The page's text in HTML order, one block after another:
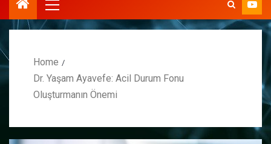
Home
Dr. Yaşam Ayavefe: Acil Durum Fonu
Oluşturmanın Önemi